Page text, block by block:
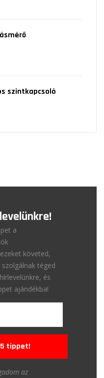
szintkapcsoló
a
követed,
téged
és
ajándékba!
tippet!
az